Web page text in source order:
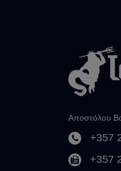
Αποστόλου
+357
+357